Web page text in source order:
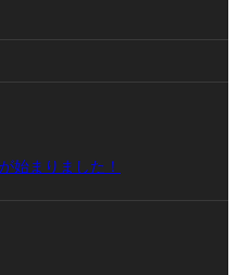
始まりました！